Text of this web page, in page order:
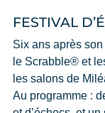
FESTIVAL
Six ans après
le Scrabble® et
les salons de
Au programme :